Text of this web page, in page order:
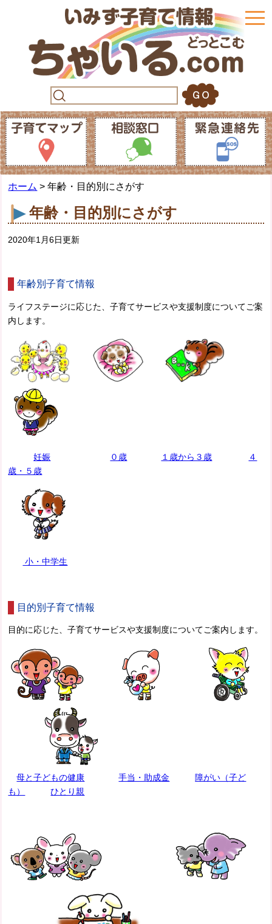
ホーム > 年齢・目的別にさがす
年齢・目的別にさがす
2020年1月6日更新
年齢別子育て情報
ライフステージに応じた、子育てサービスや支援制度についてご案
内します。
妊娠 ０歳 １歳から３歳
４
歳・５歳
小・中学生
目的別子育て情報
目的に応じた、子育てサービスや支援制度についてご案内します。
母と子どもの健康 手当・助成金
障がい（子ど
も）
ひとり親